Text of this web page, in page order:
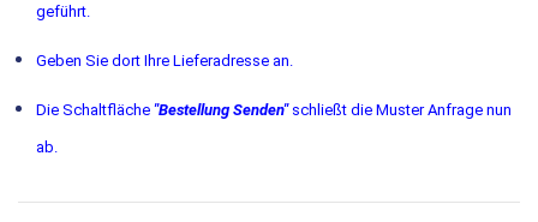
geführt.
Geben Sie dort Ihre Lieferadresse an.
Die Schaltfläche "Bestellung Senden"schließt die Muster Anfrage nun
ab.